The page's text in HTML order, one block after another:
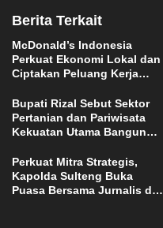
Berita Terkait
McDonald’s Indonesia
Perkuat Ekonomi Lokal dan
Ciptakan Peluang Kerja
Pertamanya di Baubau
Bupati Rizal Sebut Sektor
Pertanian dan Pariwisata
Kekuatan Utama Bangun
Perkuat Mitra Strategis,
Kapolda Sulteng Buka
Puasa Bersama Jurnalis dan